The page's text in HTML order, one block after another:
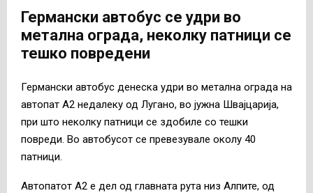
Германски автобус се удри во
метална ограда, неколку патници се
тешко повредени
Германски автобус денеска удри во метална ограда на
автопат А2 недалеку од Лугано, во јужна Швајцарија,
при што неколку патници се здобиле со тешки
повреди. Во автобусот се превезувале околу 40
патници.
Автопатот А2 е дел од главната рута низ Алпите, од